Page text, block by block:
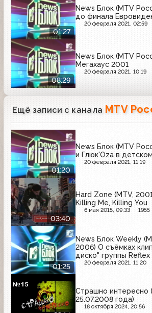
01:27
News Блок (MTV
до финала
20 февраля 2021, 02:59
08:29
News Блок (MTV
Мегахаус 2001
20 февраля 2021, 10:19
Ещё записи с канала MTV
01:20
News Блок (MTV
и Глюк'Oza в
20 февраля 2021, 11:19
03:40
Hard Zone (MTV,
Killing Me, Killing You
6 мая 2015, 09:33 1955
01:25
News Блок Weekly
2006) О съёмках
диско" группы Reflex
20 февраля 2021, 11:20
Страшно интересно
25.07.2008 года)
18 октября 2024, 20:56